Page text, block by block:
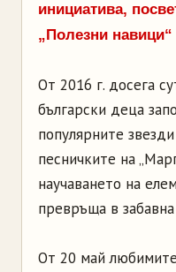
инициатива,
„Полезни навици“
От 2016 г. досега
български деца
популярните
песничките на
научаването на
превръща в
От 20 май